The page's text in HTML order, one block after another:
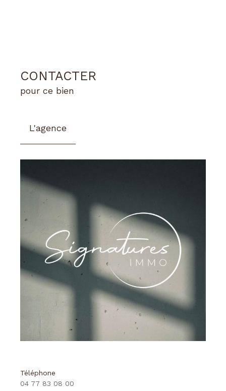
CONTACTER
pour ce bien
L'agence
Téléphone
04 77 83 08 00